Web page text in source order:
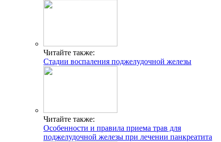
Читайте также:
Стадии воспаления поджелудочной железы
Читайте также:
Особенности и правила приема трав для
поджелудочной железы при лечении панкреатита